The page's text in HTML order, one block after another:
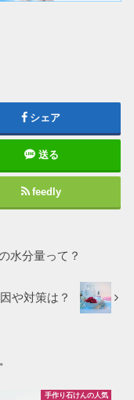
シェア
送る
feedly
水分量って？
や対策は？
手作り石けんの人気